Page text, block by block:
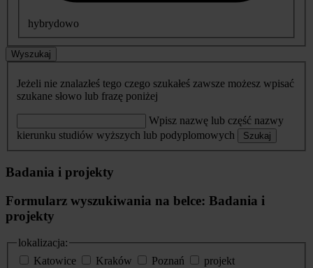
hybrydowo
Wyszukaj
Jeżeli nie znalazłeś tego czego szukałeś zawsze możesz wpisać
szukane słowo lub frazę poniżej
Wpisz nazwę lub część nazwy
kierunku studiów wyższych lub podyplomowych
Szukaj
Badania i projekty
Formularz wyszukiwania na belce: Badania i
projekty
lokalizacja:
Katowice
Kraków Poznań
projekt